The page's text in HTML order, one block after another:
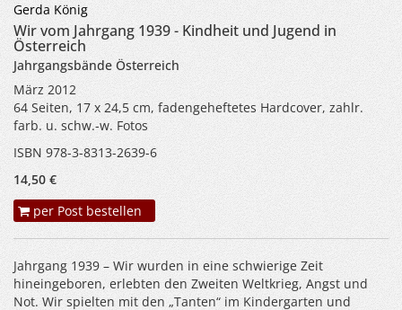
Gerda König
Wir vom Jahrgang 1939 - Kindheit und Jugend in
Österreich
Jahrgangsbände Österreich
März 2012
64 Seiten, 17 x 24,5 cm, fadengeheftetes Hardcover, zahlr.
farb. u. schw.-w. Fotos
ISBN 978-3-8313-2639-6
14,50 €
per Post bestellen
Jahrgang 1939 – Wir wurden in eine schwierige Zeit
hineingeboren, erlebten den Zweiten Weltkrieg, Angst und
Not. Wir spielten mit den „Tanten“ im Kindergarten und